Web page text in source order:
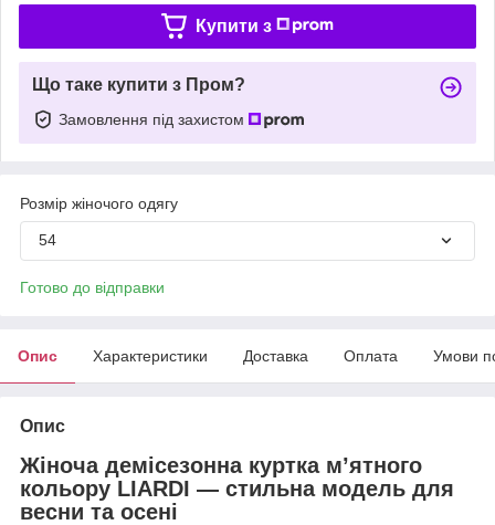
Купити з
Що таке купити з Пром?
Замовлення під захистом
Розмір жіночого одягу
54
Готово до відправки
Опис Характеристики Доставка Оплата Умови
Опис
Жіноча демісезонна куртка м’ятного
кольору LIARDI — стильна модель для
весни та осені